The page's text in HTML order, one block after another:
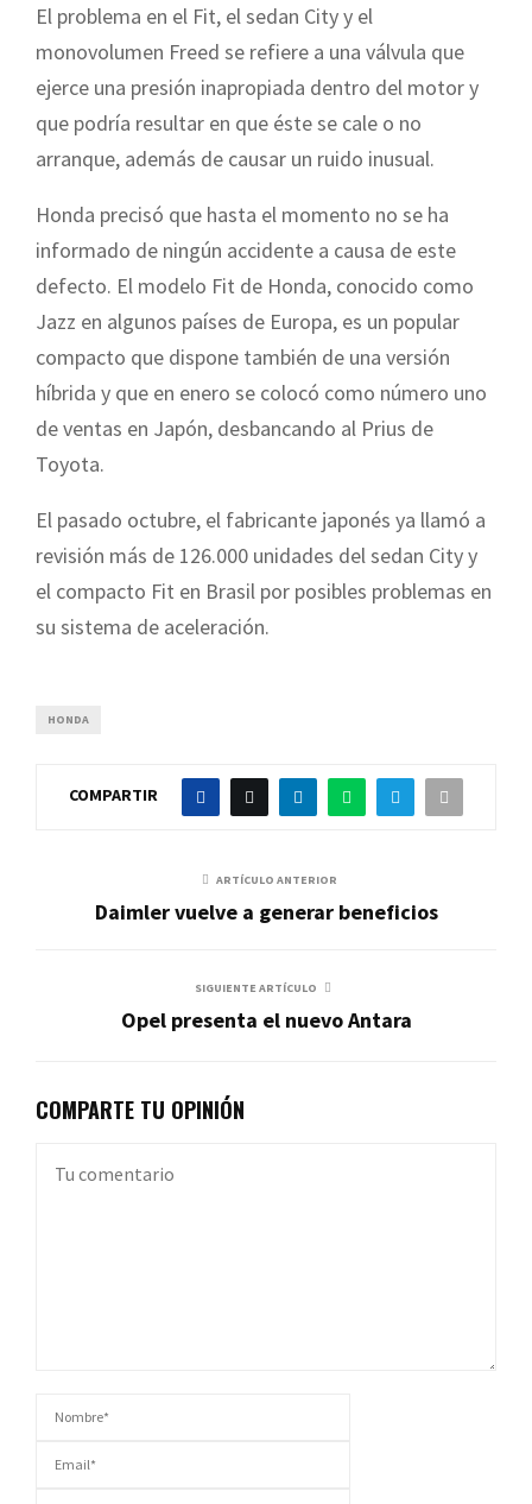
El problema en el Fit, el sedan City y el
monovolumen Freed se refiere a una válvula que
ejerce una presión inapropiada dentro del motor y
que podría resultar en que éste se cale o no
arranque, además de causar un ruido inusual.
Honda precisó que hasta el momento no se ha
informado de ningún accidente a causa de este
defecto. El modelo Fit de Honda, conocido como
Jazz en algunos países de Europa, es un popular
compacto que dispone también de una versión
híbrida y que en enero se colocó como número uno
de ventas en Japón, desbancando al Prius de
Toyota.
El pasado octubre, el fabricante japonés ya llamó a
revisión más de 126.000 unidades del sedan City y
el compacto Fit en Brasil por posibles problemas en
su sistema de aceleración.
HONDA
COMPARTIR
ARTÍCULO ANTERIOR
Daimler vuelve a generar beneficios
SIGUIENTE ARTÍCULO
Opel presenta el nuevo Antara
COMPARTE TU OPINIÓN